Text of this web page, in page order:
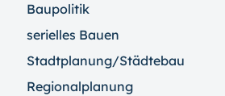
Baupolitik
serielles Bauen
Stadtplanung/Städtebau
Regionalplanung